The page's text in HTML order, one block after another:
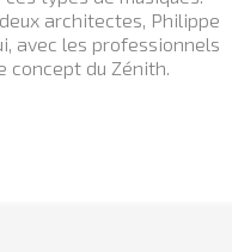
architectes, Philippe
avec les professionnels
concept du Zénith.